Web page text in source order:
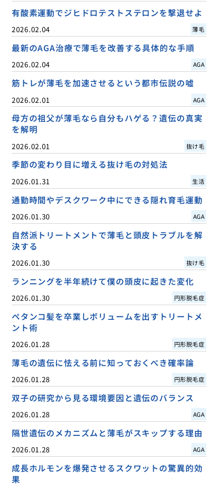
有酸素運動でジヒドロテストステロンを撃退せよ
2026.02.04 薄毛
最新のAGA治療で薄毛を改善する具体的な手順
2026.02.04 AGA
筋トレが薄毛を加速させるという都市伝説の嘘
2026.02.01 AGA
母方の祖父が薄毛なら自分もハゲる？遺伝の真実
を解明
2026.02.01 抜け毛
季節の変わり目に増える抜け毛の対処法
2026.01.31 生活
通勤時間やデスクワーク中にできる隠れ育毛運動
2026.01.30 AGA
自然派トリートメントで薄毛と頭皮トラブルを解
決する
2026.01.30 抜け毛
ランニングを半年続けて僕の頭皮に起きた変化
2026.01.30 円形脱毛症
ペタンコ髪を卒業しボリュームを出すトリートメ
ント術
2026.01.28 円形脱毛症
薄毛の遺伝に怯える前に知っておくべき確率論
2026.01.28 円形脱毛症
双子の研究から見る環境要因と遺伝のバランス
2026.01.28 AGA
隔世遺伝のメカニズムと薄毛がスキップする理由
2026.01.28 AGA
成長ホルモンを爆発させるスクワットの驚異的効
果